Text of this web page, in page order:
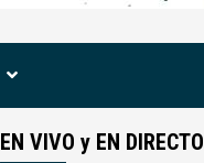
EN VIVO y EN DIRECTO